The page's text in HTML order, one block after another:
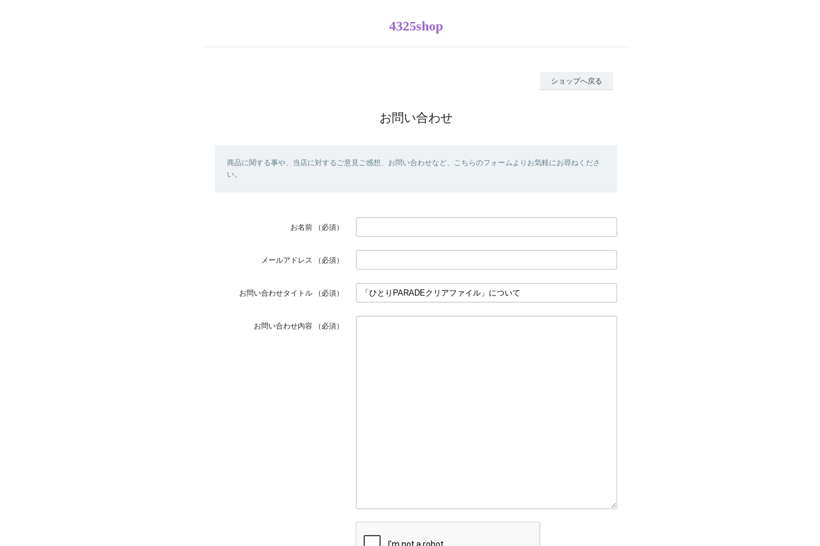
4325shop
ショップへ戻る
お問い合わせ
商品に関する事や、当店に対するご意見ご感想、お問い合わせなど、こちらのフォームよりお気軽にお尋ねくださ
い。
お名前 （必須）
メールアドレス （必須）
お問い合わせタイトル （必須）
お問い合わせ内容 （必須）